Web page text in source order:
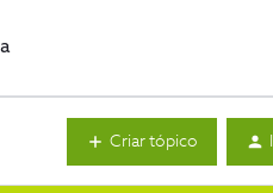
Criar tópico